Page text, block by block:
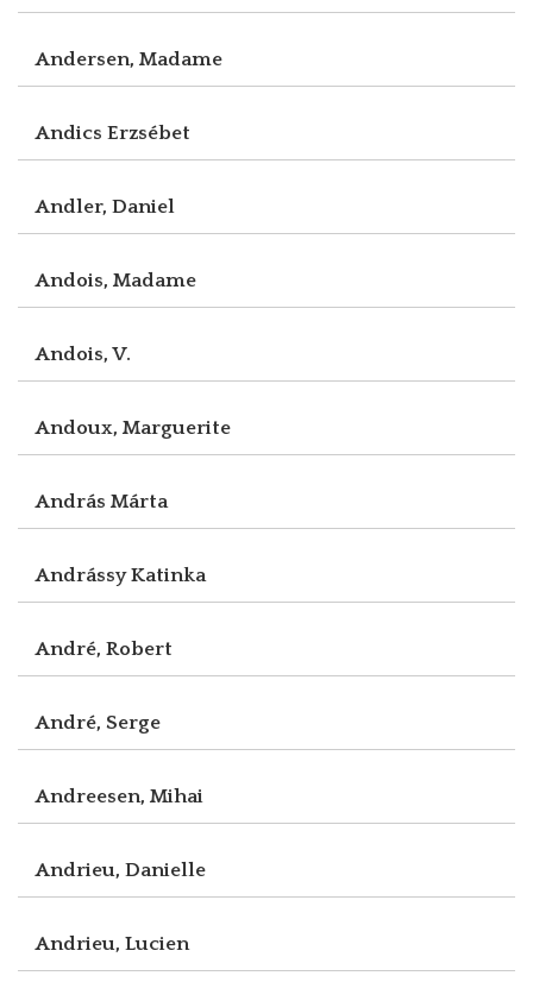
Andersen, Madame
Andics Erzsébet
Andler, Daniel
Andois, Madame
Andois, V.
Andoux, Marguerite
András Márta
Andrássy Katinka
André, Robert
André, Serge
Andreesen, Mihai
Andrieu, Danielle
Andrieu, Lucien